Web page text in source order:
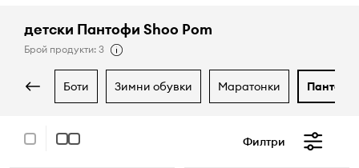
детски Пантофи Shoo Pom
Брой продукти: 3
боти зимни обувки маратонки пантофи
Филтри